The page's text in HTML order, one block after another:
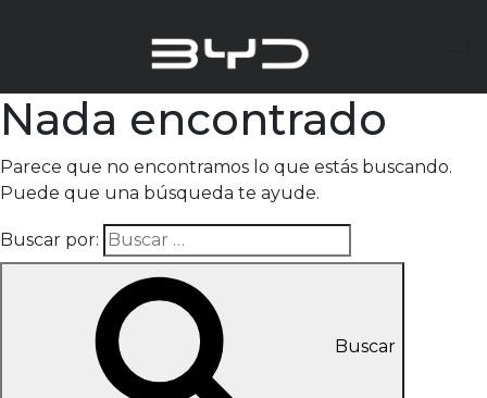
Nada encontrado
Parece que no encontramos lo que estás buscando.
Puede que una búsqueda te ayude.
Buscar por:
Buscar